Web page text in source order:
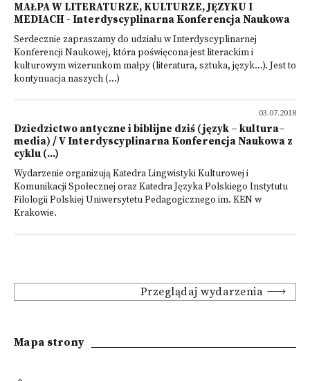
MAŁPA W LITERATURZE, KULTURZE, JĘZYKU I
MEDIACH - Interdyscyplinarna Konferencja Naukowa
Serdecznie zapraszamy do udziału w Interdyscyplinarnej
Konferencji Naukowej, która poświęcona jest literackim i
kulturowym wizerunkom małpy (literatura, sztuka, język...). Jest to
kontynuacja naszych (...)
03.07.2018
Dziedzictwo antyczne i biblijne dziś (język – kultura–
media) / V Interdyscyplinarna Konferencja Naukowa z
cyklu (...)
Wydarzenie organizują Katedra Lingwistyki Kulturowej i
Komunikacji Społecznej oraz Katedra Języka Polskiego Instytutu
Filologii Polskiej Uniwersytetu Pedagogicznego im. KEN w
Krakowie.
Przeglądaj wydarzenia
Mapa strony